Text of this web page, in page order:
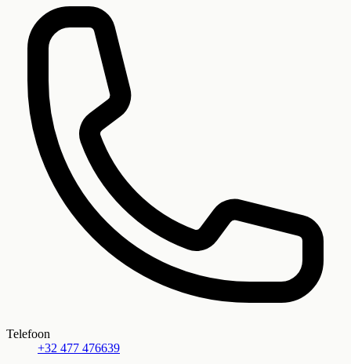
Telefoon
+32 477 476639